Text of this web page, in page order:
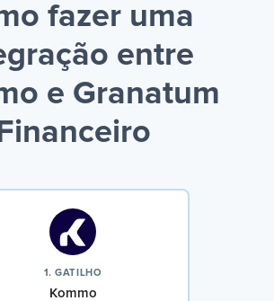
fazer uma
entre
e Granatum
1. GATILHO
Kommo